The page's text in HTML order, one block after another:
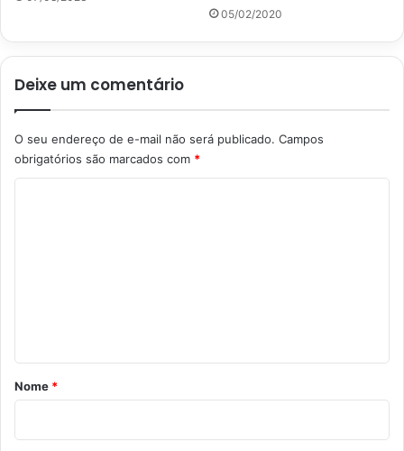
05/02/2020
Deixe um comentário
O seu endereço de e-mail não será publicado. Campos
obrigatórios são marcados com *
r
o
Nome *